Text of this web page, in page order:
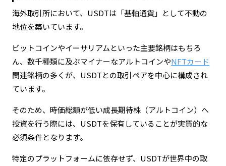
海外取引所において、USDTは「基軸通貨」として不動の
地位を築いています。
ビットコインやイーサリアムといった主要銘柄はもちろ
ん、数千種類に及ぶマイナーなアルトコインやNFTカード
関連銘柄の多くが、USDTとの取引ペアを中心に構成され
ています。
そのため、時価総額が低い成長期待株（アルトコイン）へ
投資を行う際には、USDTを保有していることが実質的な
必須条件となります。
特定のプラットフォームに依存せず、USDTが世界中の取